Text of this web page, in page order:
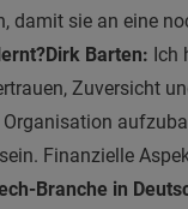
damit sie an eine
Dirk Barten: Ich
Zuversicht
Finanzielle
Branche in